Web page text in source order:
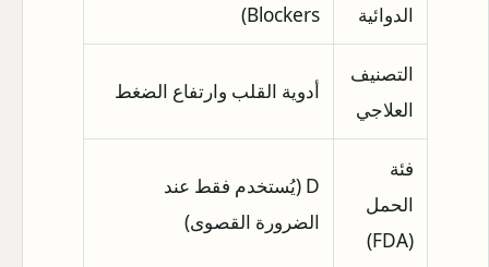
الدوائية
Blockers)
التصنيف
العلاجي
أدوية القلب وارتفاع الضغط
فئة
الحمل
(FDA)
D (يُستخدم فقط عند
الضرورة القصوى)